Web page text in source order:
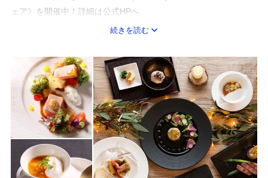
ェア》を開催中！詳細は公式HPへ
続きを読む